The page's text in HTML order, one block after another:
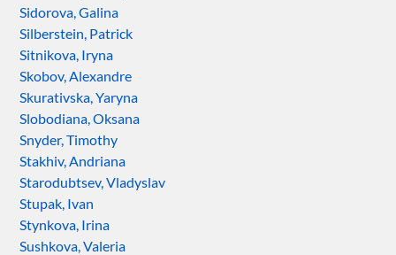
Sidorova, Galina
Silberstein, Patrick
Sitnikova, Iryna
Skobov, Alexandre
Skurativska, Yaryna
Slobodiana, Oksana
Snyder, Timothy
Stakhiv, Andriana
Starodubtsev, Vladyslav
Stupak, Ivan
Stynkova, Irina
Sushkova, Valeria